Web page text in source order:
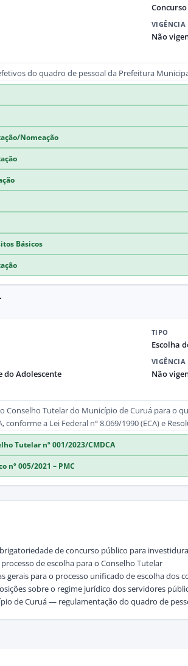
VIGÊNCIA
Não
do quadro de pessoal da Prefeitura
Nomeação
Básicos
TIPO
Escolha
do Adolescente
VIGÊNCIA
Não
Conselho Tutelar do Município de Curuá para o
a Lei Federal nº 8.069/1990 (ECA) e
Tutelar nº 001/2023/CMDCA
nº 005/2021 – PMC
de concurso público para
de escolha para o Conselho Tutelar
gerais para o processo unificado de escolha dos
sobre o regime jurídico dos servidores
de Curuá — regulamentação do quadro de